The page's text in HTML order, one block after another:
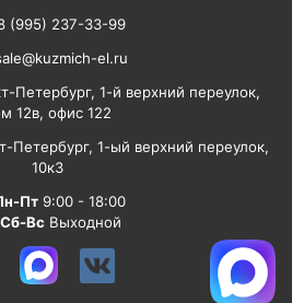
(995) 237-33-99
el.ru
Петербург, 1-й верхний переулок,
12в, офис 122
Петербург, 1-ый верхний переулок,
10к3
Пт 9:00 - 18:00
Сб-Вс Выходной